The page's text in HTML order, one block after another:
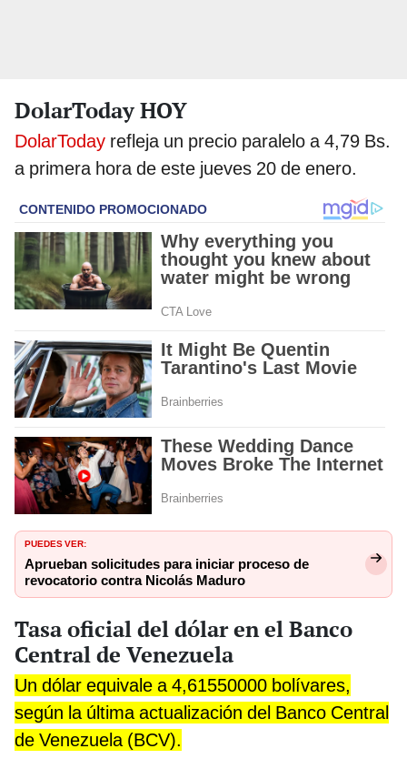
DolarToday HOY
DolarToday refleja un precio paralelo a 4,79 Bs.
a primera hora de este jueves 20 de enero.
PUEDES VER:
Aprueban solicitudes para iniciar proceso de
revocatorio contra Nicolás Maduro
Tasa oficial del dólar en el Banco
Central de Venezuela
Un dólar equivale a 4,61550000 bolívares,
según la última actualización del Banco Central
de Venezuela (BCV).